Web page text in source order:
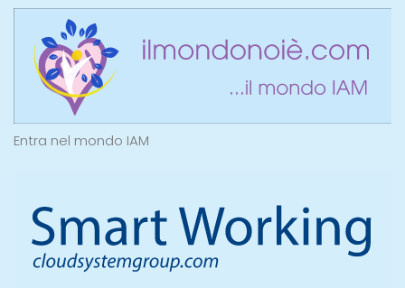
Entra nel mondo IAM